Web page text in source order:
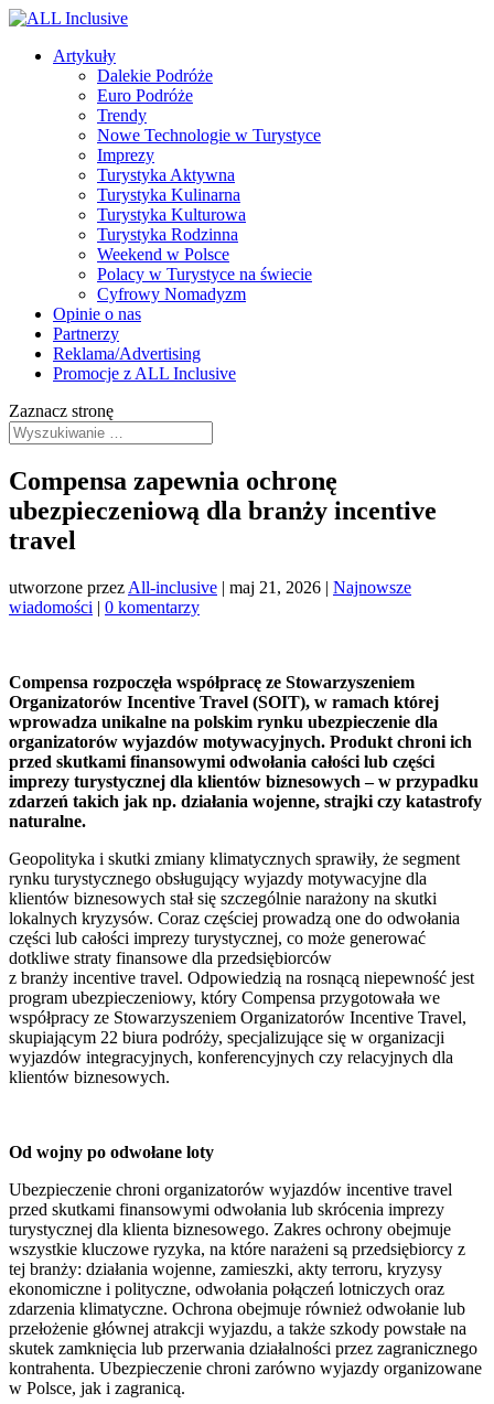
Artykuły
Dalekie Podróże
Euro Podróże
Trendy
Nowe Technologie w Turystyce
Imprezy
Turystyka Aktywna
Turystyka Kulinarna
Turystyka Kulturowa
Turystyka Rodzinna
Weekend w Polsce
Polacy w Turystyce na świecie
Cyfrowy Nomadyzm
Opinie o nas
Partnerzy
Reklama/Advertising
Promocje z ALL Inclusive
Zaznacz stronę
Compensa zapewnia ochronę
ubezpieczeniową dla branży incentive
travel
utworzone przez All-inclusive | maj 21, 2026 | Najnowsze
wiadomości | 0 komentarzy
Compensa rozpoczęła współpracę ze Stowarzyszeniem
Organizatorów Incentive Travel (SOIT), w ramach której
wprowadza unikalne na polskim rynku ubezpieczenie dla
organizatorów wyjazdów motywacyjnych. Produkt chroni ich
przed skutkami finansowymi odwołania całości lub części
imprezy turystycznej dla klientów biznesowych – w przypadku
zdarzeń takich jak np. działania wojenne, strajki czy katastrofy
naturalne.
Geopolityka i skutki zmiany klimatycznych sprawiły, że segment
rynku turystycznego obsługujący wyjazdy motywacyjne dla
klientów biznesowych stał się szczególnie narażony na skutki
lokalnych kryzysów. Coraz częściej prowadzą one do odwołania
części lub całości imprezy turystycznej, co może generować
dotkliwe straty finansowe dla przedsiębiorców
z branży incentive travel. Odpowiedzią na rosnącą niepewność jest
program ubezpieczeniowy, który Compensa przygotowała we
współpracy ze Stowarzyszeniem Organizatorów Incentive Travel,
skupiającym 22 biura podróży, specjalizujące się w organizacji
wyjazdów integracyjnych, konferencyjnych czy relacyjnych dla
klientów biznesowych.
Od wojny po odwołane loty
Ubezpieczenie chroni organizatorów wyjazdów incentive travel
przed skutkami finansowymi odwołania lub skrócenia imprezy
turystycznej dla klienta biznesowego. Zakres ochrony obejmuje
wszystkie kluczowe ryzyka, na które narażeni są przedsiębiorcy z
tej branży: działania wojenne, zamieszki, akty terroru, kryzysy
ekonomiczne i polityczne, odwołania połączeń lotniczych oraz
zdarzenia klimatyczne. Ochrona obejmuje również odwołanie lub
przełożenie głównej atrakcji wyjazdu, a także szkody powstałe na
skutek zamknięcia lub przerwania działalności przez zagranicznego
kontrahenta. Ubezpieczenie chroni zarówno wyjazdy organizowane
w Polsce, jak i zagranicą.